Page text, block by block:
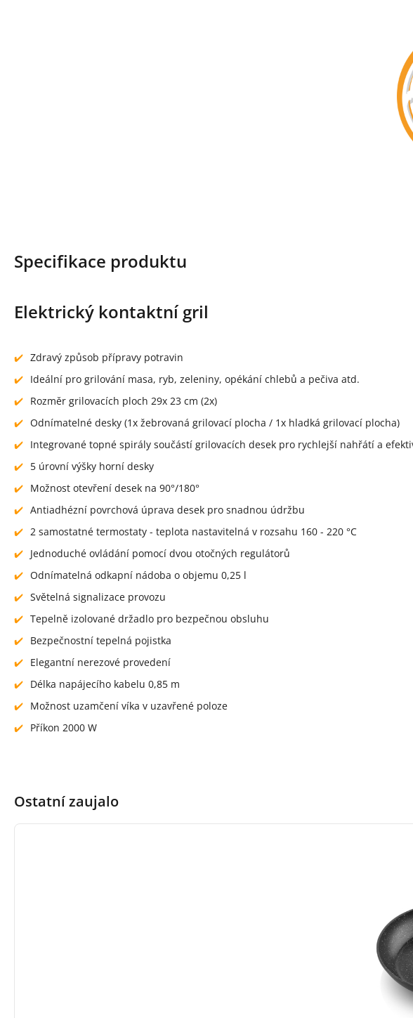
Specifikace produktu
Elektrický kontaktní gril
Zdravý způsob přípravy potravin
Ideální pro grilování masa, ryb, zeleniny, opékání chlebů a pečiva atd.
Rozměr grilovacích ploch 29x 23 cm (2x)
Odnímatelné desky (1x žebrovaná grilovací plocha / 1x hladká grilovací plocha)
Integrované topné spirály součástí grilovacích desek pro rychlejší nahřátí a
5 úrovní výšky horní desky
Možnost otevření desek na 90°/180°
Antiadhézní povrchová úprava desek pro snadnou údržbu
2 samostatné termostaty - teplota nastavitelná v rozsahu 160 - 220 °C
Jednoduché ovládání pomocí dvou otočných regulátorů
Odnímatelná odkapní nádoba o objemu 0,25 l
Světelná signalizace provozu
Tepelně izolované držadlo pro bezpečnou obsluhu
Bezpečnostní tepelná pojistka
Elegantní nerezové provedení
Délka napájecího kabelu 0,85 m
Možnost uzamčení víka v uzavřené poloze
Příkon 2000 W
Ostatní zaujalo